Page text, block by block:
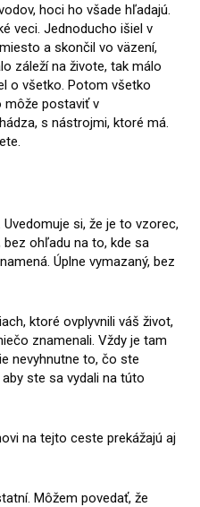
hoci ho všade hľadajú.
veci. Jednoducho išiel v
a skončil vo väzení,
záleží na živote, tak málo
o všetko. Potom všetko
môže postaviť v
s nástrojmi, ktoré má.
si, že je to vzorec,
ohľadu na to, kde sa
Úplne vymazaný, bez
ktoré ovplyvnili váš život,
znamenali. Vždy je tam
nevyhnutne to, čo ste
ste sa vydali na túto
na tejto ceste prekážajú aj
Môžem povedať, že